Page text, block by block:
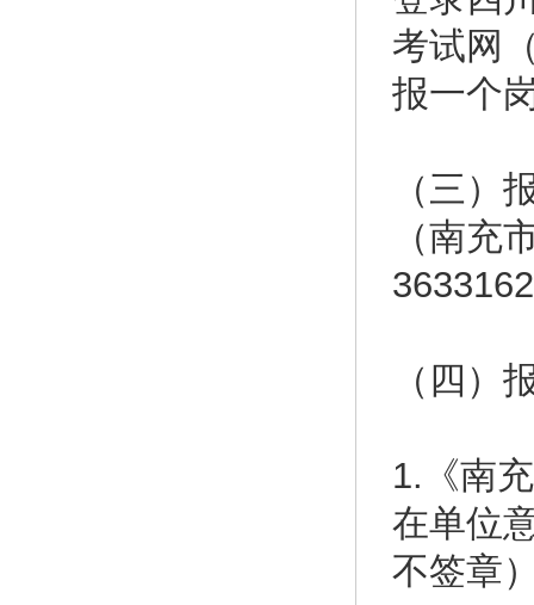
考试网
报一个
（三）
（南充
（四）
1.《南
在单位
不签章